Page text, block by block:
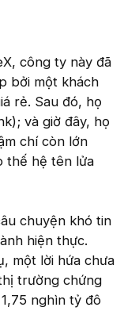
công ty này đã
bởi một khách
rẻ. Sau đó, họ
và giờ đây, họ
chí còn lớn
thế hệ tên lửa
chuyện khó tin
hiện thực.
một lời hứa chưa
trường chứng
nghìn tỷ đô